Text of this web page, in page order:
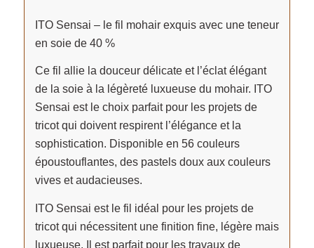
ITO Sensai – le fil mohair exquis avec une teneur
en soie de 40 %
Ce fil allie la douceur délicate et l’éclat élégant
de la soie à la légèreté luxueuse du mohair. ITO
Sensai est le choix parfait pour les projets de
tricot qui doivent respirent l’élégance et la
sophistication. Disponible en 56 couleurs
époustouflantes, des pastels doux aux couleurs
vives et audacieuses.
ITO Sensai est le fil idéal pour les projets de
tricot qui nécessitent une finition fine, légère mais
luxueuse. Il est parfait pour les travaux de